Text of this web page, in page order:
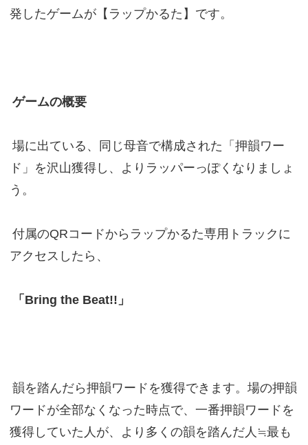
発したゲームが【ラップかるた】です。
ゲームの概要
場に出ている、同じ母音で構成された「押韻ワー
ド」を沢山獲得し、よりラッパーっぽくなりましょ
う。
付属のQRコードからラップかるた専用トラックに
アクセスしたら、
「Bring the Beat!!」
韻を踏んだら押韻ワードを獲得できます。場の押韻
ワードが全部なくなった時点で、一番押韻ワードを
獲得していた人が、より多くの韻を踏んだ人≒最も